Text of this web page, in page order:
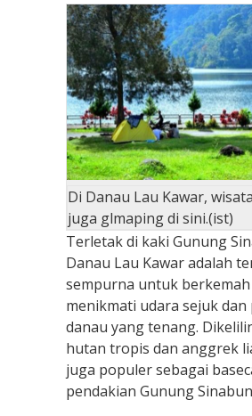
Di Danau Lau Kawar,
juga glmaping di sini.(ist)
Terletak di kaki Gunung
Danau Lau Kawar adalah
sempurna untuk
menikmati udara sejuk dan
danau yang tenang.
hutan tropis dan anggrek
juga populer sebagai
pendakian Gunung